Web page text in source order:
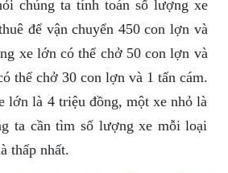
chúng ta tính toán số lượng xe
để vận chuyển 450 con lợn và
xe lớn có thể chở 50 con lợn và
thể chở 30 con lợn và 1 tấn cám.
lớn là 4 triệu đồng, một xe nhỏ là
ta cần tìm số lượng xe mỗi loại
thấp nhất.